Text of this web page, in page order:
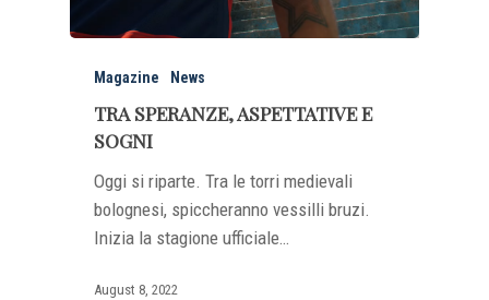
Magazine News
TRA SPERANZE, ASPETTATIVE E
SOGNI
Oggi si riparte. Tra le torri medievali
bolognesi, spiccheranno vessilli bruzi.
Inizia la stagione ufficiale…
August 8, 2022